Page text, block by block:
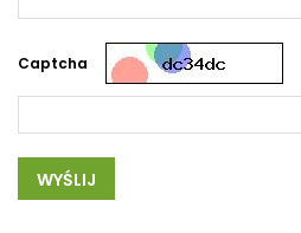
Captcha
WYŚLIJ